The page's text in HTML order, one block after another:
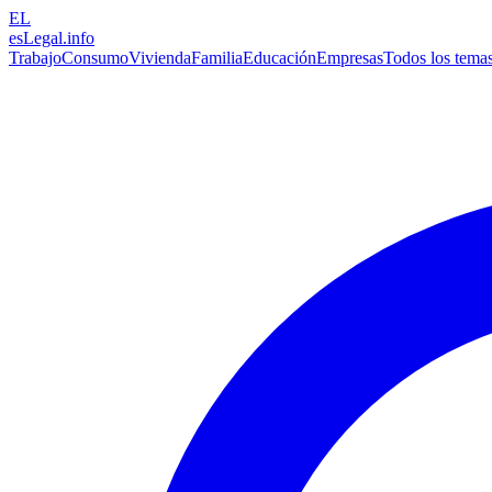
EL
esLegal.info
TrabajoConsumoViviendaFamiliaEducaciónEmpresasTodos los